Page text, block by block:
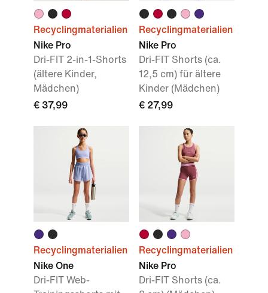
Recyclingmaterialien
Nike Pro
Dri-FIT 2-in-1-Shorts
(ältere Kinder,
Mädchen)
€ 37,99
Recyclingmaterialien
Nike Pro
Dri-FIT Shorts (ca.
12,5 cm) für ältere
Kinder (Mädchen)
€ 27,99
Recyclingmaterialien
Nike One
Dri-FIT Web-
Recyclingmaterialien
Nike Pro
Dri-FIT Shorts (ca.